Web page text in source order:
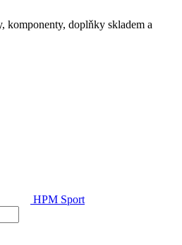
doplňky skladem a
HPM Sport